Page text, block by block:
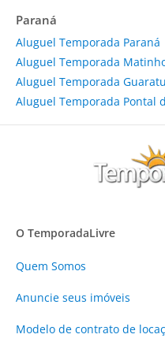
Paraná
Aluguel Temporada Paraná
Aluguel Temporada
Aluguel Temporada
Aluguel Temporada Pontal
O TemporadaLivre
Quem Somos
Anuncie seus imóveis
Modelo de contrato de